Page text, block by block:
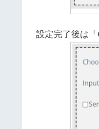
設定完了後は